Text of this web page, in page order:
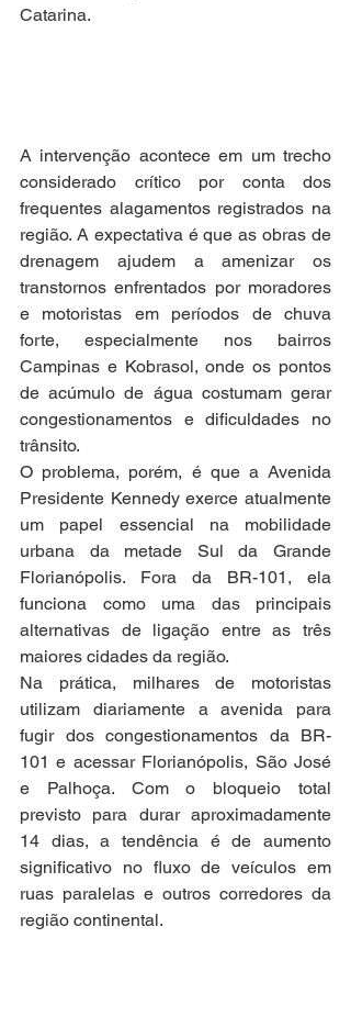
Catarina.
A intervenção acontece em um trecho
considerado crítico por conta dos
frequentes alagamentos registrados na
região. A expectativa é que as obras de
drenagem ajudem a amenizar os
transtornos enfrentados por moradores
e motoristas em períodos de chuva
forte, especialmente nos bairros
Campinas e Kobrasol, onde os pontos
de acúmulo de água costumam gerar
congestionamentos e dificuldades no
trânsito.
O problema, porém, é que a Avenida
Presidente Kennedy exerce atualmente
um papel essencial na mobilidade
urbana da metade Sul da Grande
Florianópolis. Fora da BR-101, ela
funciona como uma das principais
alternativas de ligação entre as três
maiores cidades da região.
Na prática, milhares de motoristas
utilizam diariamente a avenida para
fugir dos congestionamentos da BR-
101 e acessar Florianópolis, São José
e Palhoça. Com o bloqueio total
previsto para durar aproximadamente
14 dias, a tendência é de aumento
significativo no fluxo de veículos em
ruas paralelas e outros corredores da
região continental.